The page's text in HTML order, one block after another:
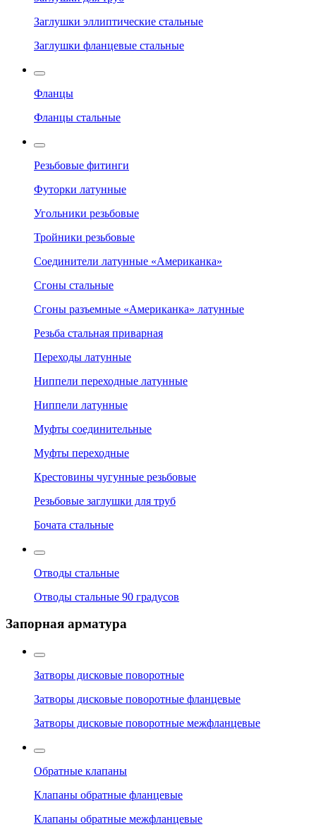
Заглушки эллиптические стальные
Заглушки фланцевые стальные
Фланцы
Фланцы стальные
Резьбовые фитинги
Футорки латунные
Угольники резьбовые
Тройники резьбовые
Соединители латунные «Американка»
Сгоны стальные
Сгоны разъемные «Американка» латунные
Резьба стальная приварная
Переходы латунные
Ниппели переходные латунные
Ниппели латунные
Муфты соединительные
Муфты переходные
Крестовины чугунные резьбовые
Резьбовые заглушки для труб
Бочата стальные
Отводы стальные
Отводы стальные 90 градусов
Запорная арматура
Затворы дисковые поворотные
Затворы дисковые поворотные фланцевые
Затворы дисковые поворотные межфланцевые
Обратные клапаны
Клапаны обратные фланцевые
Клапаны обратные межфланцевые